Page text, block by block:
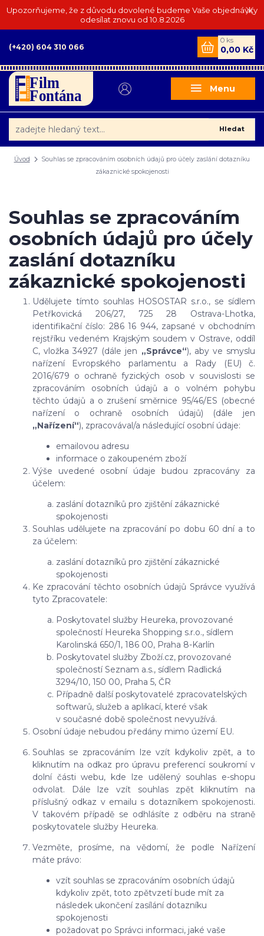
Upozorňujeme, že z důvodu dovolené budeme Vaše objednávky
odesílat znovu od 10.8.2026
Menu
Hledat
(+420) 604 310 066
0 ks
0,00 Kč
Úvod
Souhlas se zpracováním osobních údajů pro účely zaslání dotazníku
zákaznické spokojenosti
Souhlas se zpracováním
osobních údajů pro účely
zaslání dotazníku
zákaznické spokojenosti
Udělujete tímto souhlas HOSOSTAR s.r.o., se sídlem
Petřkovická 206/27, 725 28 Ostrava-Lhotka,
identifikační číslo: 286 16 944, zapsané v obchodním
rejstříku vedeném Krajským soudem v Ostrave, oddíl
C, vložka 34927 (dále jen „Správce“), aby ve smyslu
nařízení Evropského parlamentu a Rady (EU) č.
2016/679 o ochraně fyzických osob v souvislosti se
zpracováním osobních údajů a o volném pohybu
těchto údajů a o zrušení směrnice 95/46/ES (obecné
nařízení o ochraně osobních údajů) (dále jen
„Nařízení“), zpracovával/a následující osobní údaje:
emailovou adresu
informace o zakoupeném zboží
Výše uvedené osobní údaje budou zpracovány za
účelem:
zaslání dotazníků pro zjištění zákaznické
spokojenosti
Souhlas udělujete na zpracování po dobu 60 dní a to
za účelem:
zaslání dotazníků pro zjištění zákaznické
spokojenosti
Ke zpracování těchto osobních údajů Správce využívá
tyto Zpracovatele:
Poskytovatel služby Heureka, provozované
společností Heureka Shopping s.r.o., sídlem
Karolinská 650/1, 186 00, Praha 8-Karlín
Poskytovatel služby Zboží.cz, provozované
společností Seznam a.s., sídlem Radlická
3294/10, 150 00, Praha 5, ČR
Případně další poskytovatelé zpracovatelských
softwarů, služeb a aplikací, které však
v současné době společnost nevyužívá.
Osobní údaje nebudou předány mimo území EU.
Souhlas se zpracováním lze vzít kdykoliv zpět, a to
kliknutím na odkaz pro úpravu preferencí soukromí v
dolní části webu, kde lze udělený souhlas e-shopu
odvolat. Dále lze vzít souhlas zpět kliknutím na
příslušný odkaz v emailu s dotazníkem spokojenosti.
V takovém případě se odhlásíte z odběru na straně
poskytovatele služby Heureka.
Vezměte, prosíme, na vědomí, že podle Nařízení
máte právo:
vzít souhlas se zpracováním osobních údajů
kdykoliv zpět, toto zpětvzetí bude mít za
následek ukončení zasílání dotazníku
spokojenosti
požadovat po Správci informaci, jaké vaše